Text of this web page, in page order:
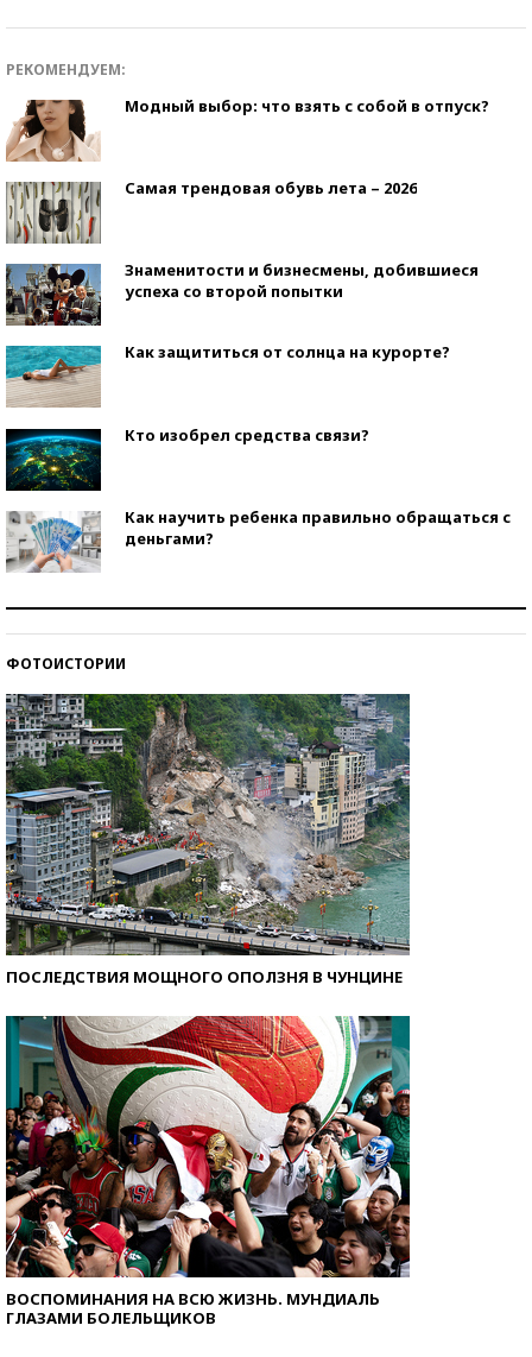
РЕКОМЕНДУЕМ:
Модный выбор: что взять с собой в отпуск?
Самая трендовая обувь лета – 2026
Знаменитости и бизнесмены, добившиеся
успеха со второй попытки
Как защититься от солнца на курорте?
Кто изобрел средства связи?
Как научить ребенка правильно обращаться с
деньгами?
ФОТОИСТОРИИ
ПОСЛЕДСТВИЯ МОЩНОГО ОПОЛЗНЯ В ЧУНЦИНЕ
ВОСПОМИНАНИЯ НА ВСЮ ЖИЗНЬ. МУНДИАЛЬ
ГЛАЗАМИ БОЛЕЛЬЩИКОВ